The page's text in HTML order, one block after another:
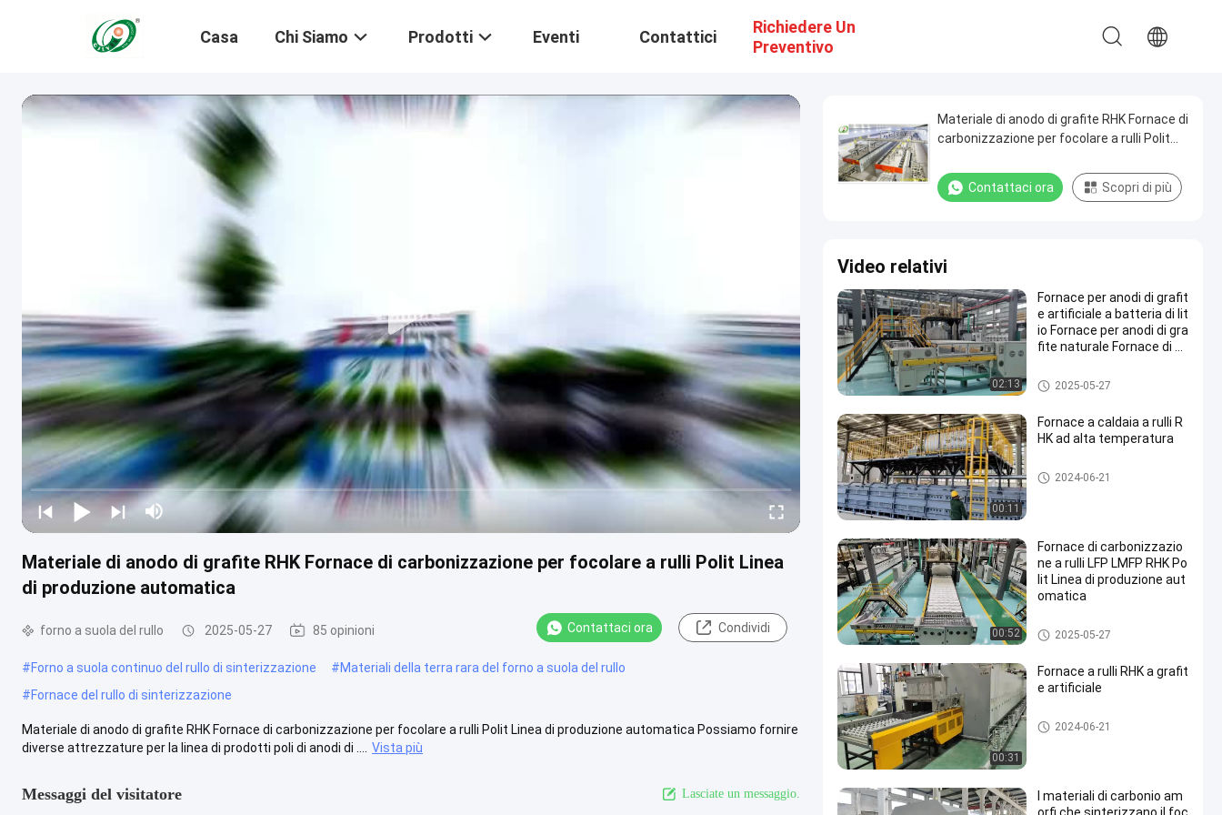
Casa Chi Siamo Prodotti Eventi Contattici
Richiedere Un
Preventivo
Materiale di anodo di grafite RHK Fornace di carbonizzazione per focolare a rulli Polit Linea
di produzione automatica
forno a suola del rullo 2025-05-27 85 opinioni Contattaci ora Condividi
#Forno a suola continuo del rullo di sinterizzazione #Materiali della terra rara del forno a suola del rullo
#Fornace del rullo di sinterizzazione
Materiale di anodo di grafite RHK Fornace di carbonizzazione per focolare a rulli Polit Linea di produzione automatica Possiamo fornire
diverse attrezzature per la linea di prodotti poli di anodi di ....
Vista più
Messaggi del visitatore Lasciate un messaggio.
Materiale di anodo di grafite RHK Fornace di
carbonizzazione per focolare a rulli Polit
Contattaci ora Scopri di più
Video relativi
02:13
Fornace per anodi di grafit
e artificiale a batteria di lit
io Fornace per anodi di gra
fite naturale Fornace di c
forno a suola del rullo
2025-05-27
00:11
Fornace a caldaia a rulli R
HK ad alta temperatura
forno a suola del rullo
2024-06-21
00:52
Fornace di carbonizzazio
ne a rulli LFP LMFP RHK Po
lit Linea di produzione aut
omatica
forno a suola del rullo
2025-05-27
00:31
Fornace a rulli RHK a grafit
e artificiale
forno a suola del rullo
2024-06-21
I materiali di carbonio am